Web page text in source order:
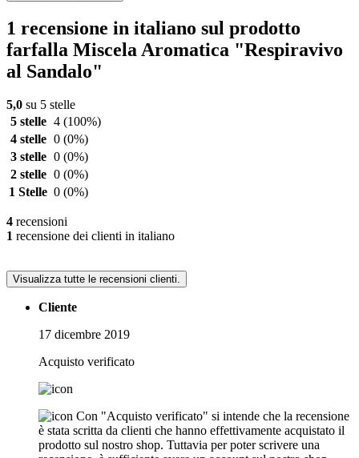
1 recensione in italiano sul prodotto
farfalla Miscela Aromatica "Respiravivo
al Sandalo"
5,0 su 5 stelle
5 stelle 4 (100%)
4 stelle 0 (0%)
3 stelle 0 (0%)
2 stelle 0 (0%)
1 Stelle 0 (0%)
4 recensioni
1 recensione dei clienti in italiano
Visualizza tutte le recensioni clienti.
Cliente
17 dicembre 2019
Acquisto verificato
Con "Acquisto verificato" si intende che la recensione
è stata scritta da clienti che hanno effettivamente acquistato il
prodotto sul nostro shop. Tuttavia per poter scrivere una